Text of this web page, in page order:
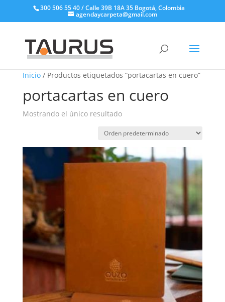
300 506 55 40 / Calle 39B 18A 35 Bogotá, Colombia
agendaycarpeta@gmail.com
Inicio/ Productos etiquetados “portacartas en cuero”
portacartas en cuero
Mostrando el único resultado